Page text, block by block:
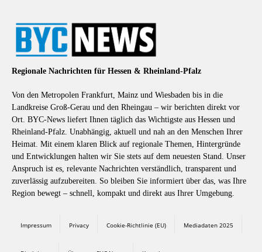
Regionale Nachrichten für Hessen & Rheinland-Pfalz
Von den Metropolen Frankfurt, Mainz und Wiesbaden bis in die
Landkreise Groß-Gerau und den Rheingau – wir berichten direkt vor
Ort. BYC-News liefert Ihnen täglich das Wichtigste aus Hessen und
Rheinland-Pfalz. Unabhängig, aktuell und nah an den Menschen Ihrer
Heimat. Mit einem klaren Blick auf regionale Themen, Hintergründe
und Entwicklungen halten wir Sie stets auf dem neuesten Stand. Unser
Anspruch ist es, relevante Nachrichten verständlich, transparent und
zuverlässig aufzubereiten. So bleiben Sie informiert über das, was Ihre
Region bewegt – schnell, kompakt und direkt aus Ihrer Umgebung.
Impressum Privacy Cookie-Richtlinie (EU) Mediadaten 2025